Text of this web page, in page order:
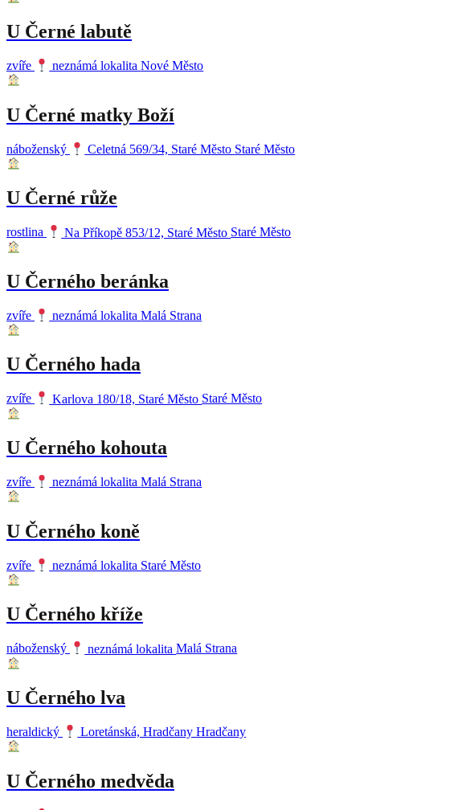
U Černé labutě
zvíře neznámá lokalitaNové Město
U Černé matky Boží
náboženský Celetná 569/34, Staré Město Staré Město
U Černé růže
rostlina Na Příkopě 853/12, Staré Město Staré Město
U Černého beránka
zvíře neznámá lokalitaMalá Strana
U Černého hada
zvíře Karlova 180/18, Staré Město Staré Město
U Černého kohouta
zvíře neznámá lokalitaMalá Strana
U Černého koně
zvíře neznámá lokalita Staré Město
U Černého kříže
náboženský neznámá lokalitaMalá Strana
U Černého lva
heraldický Loretánská, HradčanyHradčany
U Černého medvěda